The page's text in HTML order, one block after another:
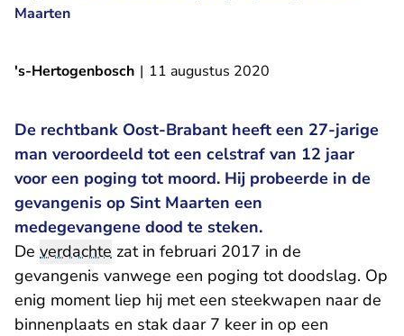
Maarten
's-Hertogenbosch | 11 augustus 2020
De rechtbank Oost-Brabant heeft een 27-jarige
man veroordeeld tot een celstraf van 12 jaar
voor een poging tot moord. Hij probeerde in de
gevangenis op Sint Maarten een
medegevangene dood te steken.
De verdachte zat in februari 2017 in de
gevangenis vanwege een poging tot doodslag. Op
enig moment liep hij met een steekwapen naar de
binnenplaats en stak daar 7 keer in op een